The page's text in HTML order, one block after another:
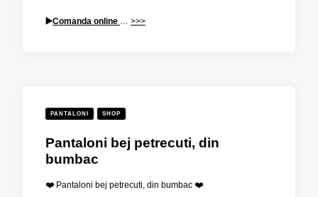
▶️Comanda online … >>>
PANTALONI SHOP
Pantaloni bej petrecuti, din
bumbac
❤️ Pantaloni bej petrecuti, din bumbac ❤️